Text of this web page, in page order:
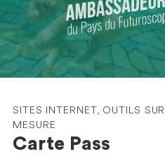
SITES INTERNET, OUTILS SUR
MESURE
Carte Pass